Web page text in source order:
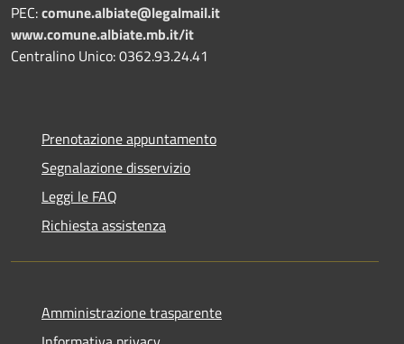
PEC:comune.albiate@legalmail.it
www.comune.albiate.mb.it/it
Centralino Unico: 0362.93.24.41
Prenotazione appuntamento
Segnalazione disservizio
Leggi le FAQ
Richiesta assistenza
Amministrazione trasparente